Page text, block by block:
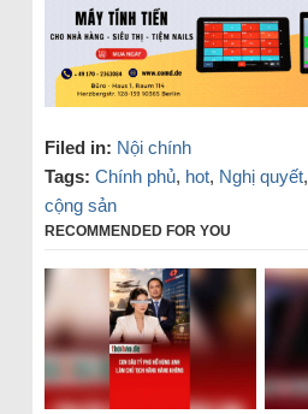
Filed in: Nội chính
Tags: Chính phủ, hot, Nghị quyết,
cộng sản
RECOMMENDED FOR YOU